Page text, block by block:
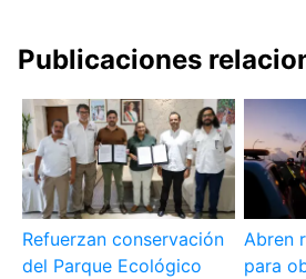
Publicaciones
Refuerzan conservación
del Parque Ecológico
Abren
para